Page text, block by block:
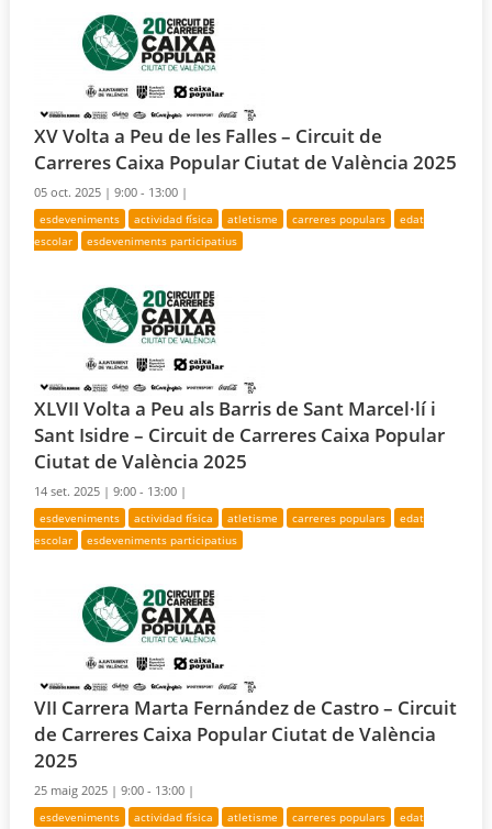
XV Volta a Peu de les Falles – Circuit de
Carreres Caixa Popular Ciutat de València 2025
05 oct. 2025 |9:00 - 13:00 |
esdeveniments actividad física atletisme carreres populars
edat
escolar
esdeveniments participatius
XLVII Volta a Peu als Barris de Sant Marcel·lí i
Sant Isidre – Circuit de Carreres Caixa Popular
Ciutat de València 2025
14 set. 2025 |9:00 - 13:00 |
esdeveniments actividad física atletisme carreres populars
edat
escolar
esdeveniments participatius
VII Carrera Marta Fernández de Castro – Circuit
de Carreres Caixa Popular Ciutat de València
2025
25 maig 2025 |9:00 - 13:00 |
esdeveniments actividad física atletisme carreres populars
edat